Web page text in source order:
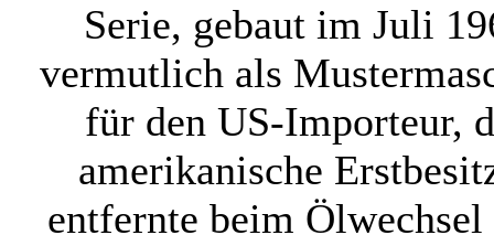
Serie, gebaut im Juli
vermutlich als
für den US-Importeur,
amerikanische
entfernte beim Ölwechsel